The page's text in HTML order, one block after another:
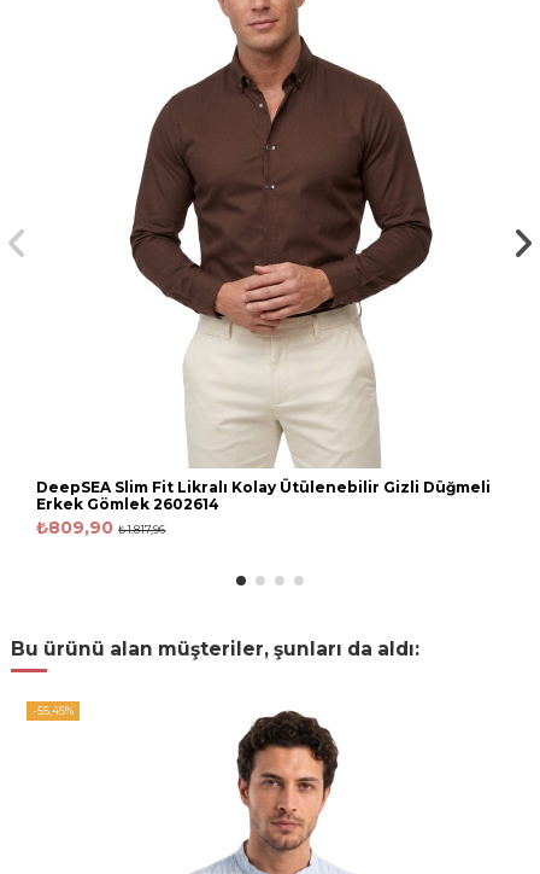
DeepSEA Slim Fit Likralı Kolay Ütülenebilir Gizli Düğmeli
Erkek Gömlek 2602614
₺809,90₺1.817,96
Bu ürünü alan müşteriler, şunları da aldı:
-55,45%